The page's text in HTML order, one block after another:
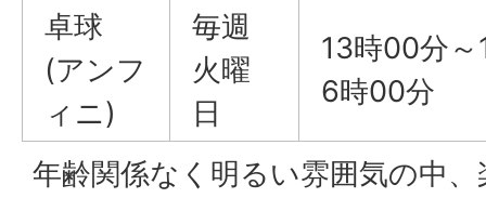
卓球
(アンフ
ィニ)
毎週
火曜
日
13時00分～
6時00分
年齢関係なく明るい雰囲気の中